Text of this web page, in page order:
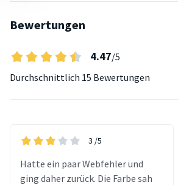
Bewertungen
4.47/5
Durchschnittlich 15 Bewertungen
3 /5
Hatte ein paar Webfehler und
ging daher zurück. Die Farbe sah